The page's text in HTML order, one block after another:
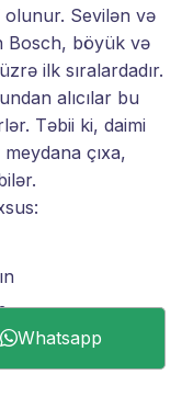
olunur. Sevilən və
Bosch, böyük və
ilk sıralardadır.
alıcılar bu
Təbii ki, daimi
çıxa,
Whatsapp